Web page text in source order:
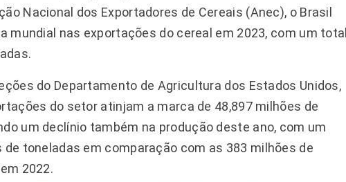
Nacional dos Exportadores de Cereais (Anec), o Brasil
mundial nas exportações do cereal em 2023, com um total
do Departamento de Agricultura dos Estados Unidos,
do setor atinjam a marca de 48,897 milhões de
um declínio também na produção deste ano, com um
de toneladas em comparação com as 383 milhões de
2022.